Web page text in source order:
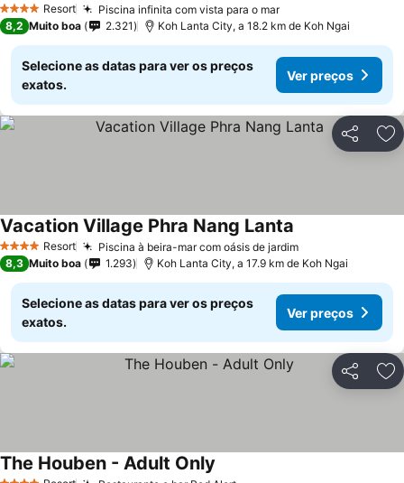
4 EstrelasResort Piscina infinita com vista para o mar
8,2 Muito boa 2.321 Koh Lanta City, a 18.2 km de Koh Ngai
Selecione as datas para ver os preços
exatos.
Ver preços
Partilhar
4 EstrelasResort Piscina à beira-mar com oásis de jardim
Vacation Village Phra Nang Lanta
8,3 Muito boa 1.293 Koh Lanta City, a 17.9 km de Koh Ngai
Selecione as datas para ver os preços
exatos.
Ver preços
Partilhar
The Houben - Adult Only